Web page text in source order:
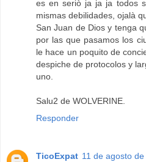
es en seriò ja ja ja todos
mismas debilidades, ojalà
San Juan de Dios y tenga
por las que pasamos los
le hace un poquito de
despiche de protocolos y
uno.
Salu2 de WOLVERINE.
Responder
TicoExpat 11 de agosto